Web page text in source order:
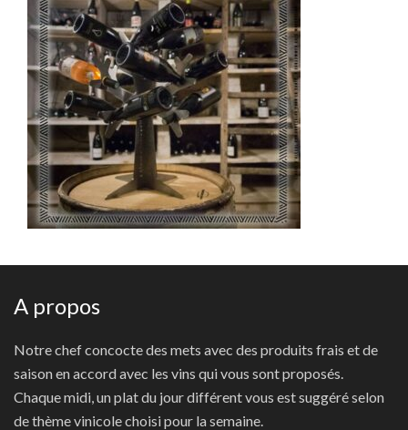
A propos
Notre chef concocte des mets avec des produits frais et de
saison en accord avec les vins qui vous sont proposés.
Chaque midi, un plat du jour différent vous est suggéré selon
de thème vinicole choisi pour la semaine.